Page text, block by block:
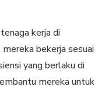
kerja di
bekerja sesuai
yang berlaku di
mereka untuk